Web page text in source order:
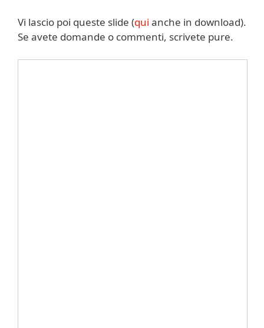
Vi lascio poi queste slide (qui anche in download).
Se avete domande o commenti, scrivete pure.